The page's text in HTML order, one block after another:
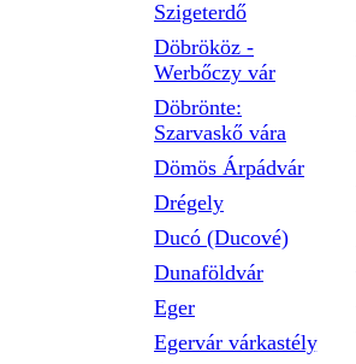
Szigeterdő
Döbrököz -
Werbőczy vár
Döbrönte:
Szarvaskő vára
Dömös Árpádvár
Drégely
Ducó (Ducové)
Dunaföldvár
Eger
Egervár várkastély